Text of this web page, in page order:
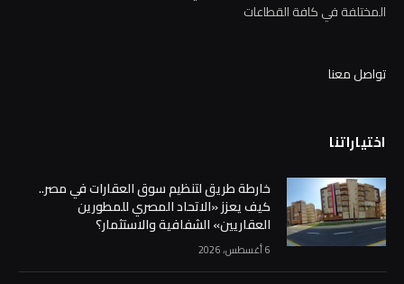
المختلفة في كافة القطاعات
تواصل معنا
اختياراتنا
خارطة طريق لتنظيم سوق العقارات في مصر..
كيف يعزز «الاتحاد المصري للمطورين
العقاريين» الشفافية والاستثمار؟
6 أغسطس، 2026